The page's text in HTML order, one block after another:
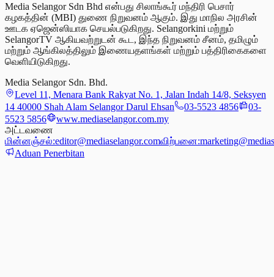
Media Selangor Sdn Bhd என்பது சிலாங்கூர் மந்திரி பெசார்
கழகத்தின் (MBI) துணை நிறுவனம் ஆகும். இது மாநில அரசின்
ஊடக ஏஜென்ஸியாக செயல்படுகிறது. Selangorkini மற்றும்
SelangorTV ஆகியவற்றுடன் கூட, இந்த நிறுவனம் சீனம், தமிழும்
மற்றும் ஆங்கிலத்திலும் இணையதளங்கள் மற்றும் பத்திரிகைகளை
வெளியிடுகிறது.
Media Selangor Sdn. Bhd.
Level 11, Menara Bank Rakyat No. 1, Jalan Indah 14/8, Seksyen
14 40000 Shah Alam Selangor Darul Ehsan
03-5523 4856
03-
5523 5856
www.mediaselangor.com.my
அட்டவணை
மின்னஞ்சல்:editor@mediaselangor.comவிற்பனை:
Aduan Penerbitan